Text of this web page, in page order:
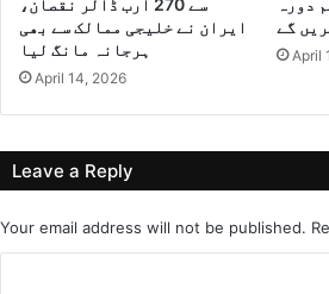
سے 270 ارب ڈالر نقصان،
ایران نے خلیجی ممالک سے بھی
ہرجانہ مانگ لیا
April 14, 2026
دورہ
April
Leave a Reply
Your email address will not be published.